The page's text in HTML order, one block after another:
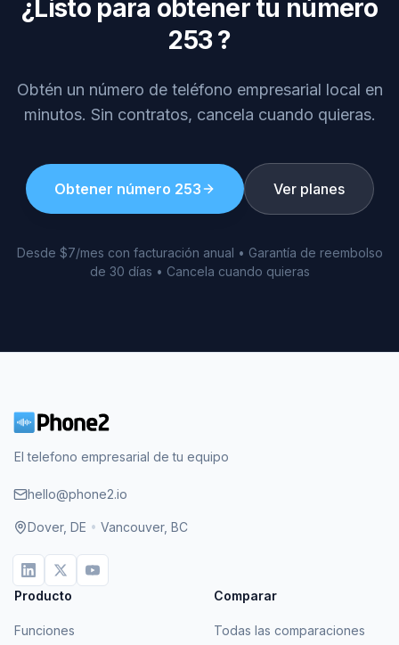
¿Listo para obtener tu número
253 ?
Obtén un número de teléfono empresarial local en
minutos. Sin contratos, cancela cuando quieras.
Obtener número 253 Ver planes
Desde $7/mes con facturación anual • Garantía de reembolso
de 30 días • Cancela cuando quieras
El telefono empresarial de tu equipo
hello@phone2.io
Dover, DE • Vancouver, BC
Producto
Funciones
Comparar
Todas las comparaciones